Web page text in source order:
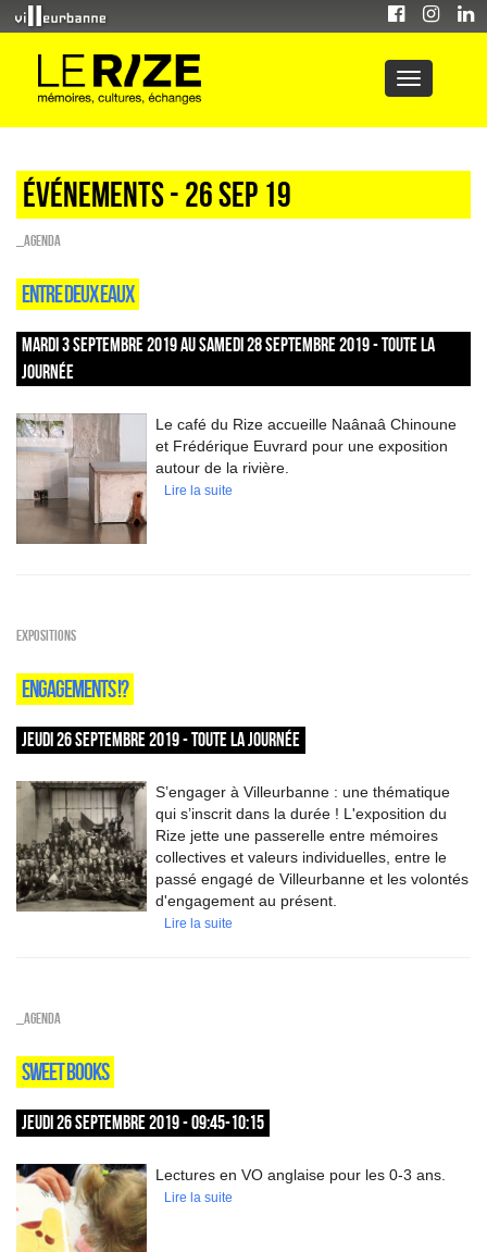
Événements - 26 Sep 19
_Agenda
ENTRE DEUX EAUX
MARDI 3 SEPTEMBRE 2019 AU SAMEDI 28 SEPTEMBRE 2019 - TOUTE LA
JOURNÉE
Le café du Rize accueille Naânaâ Chinoune
et Frédérique Euvrard pour une exposition
autour de la rivière.
Lire la suite
EXPOSITIONS
ENGAGEMENTS !?
JEUDI 26 SEPTEMBRE 2019 - TOUTE LA JOURNÉE
S’engager à Villeurbanne : une thématique
qui s’inscrit dans la durée ! L'exposition du
Rize jette une passerelle entre mémoires
collectives et valeurs individuelles, entre le
passé engagé de Villeurbanne et les volontés
d'engagement au présent.
Lire la suite
_Agenda
SWEET BOOKS
JEUDI 26 SEPTEMBRE 2019 - 09:45-10:15
Lectures en VO anglaise pour les 0-3 ans.
Lire la suite